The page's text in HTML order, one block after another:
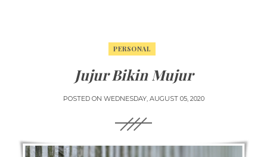
PERSONAL
Jujur Bikin Mujur
POSTED ON WEDNESDAY, AUGUST 05, 2020